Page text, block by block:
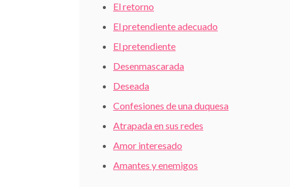
El retorno
El pretendiente adecuado
El pretendiente
Desenmascarada
Deseada
Confesiones de una duquesa
Atrapada en sus redes
Amor interesado
Amantes y enemigos